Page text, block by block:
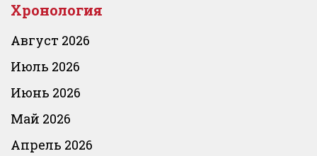
Хронология
Август 2026
Июль 2026
Июнь 2026
Май 2026
Апрель 2026